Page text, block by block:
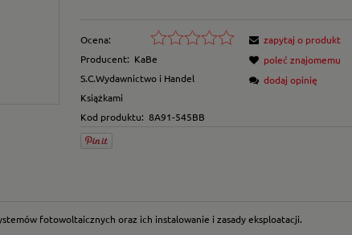
Ocena:
Producent: KaBe
S.C.Wydawnictwo i Handel
Książkami
Kod produktu: 8A91-545BB
zapytaj o produkt
poleć znajomemu
dodaj opinię
fotowoltaicznych oraz ich instalowanie i zasady eksploatacji.